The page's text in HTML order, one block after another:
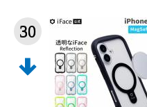
30